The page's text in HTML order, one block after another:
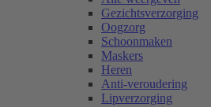
Gezichtsverzorging
Oogzorg
Schoonmaken
Maskers
Heren
Anti-veroudering
Lipverzorging